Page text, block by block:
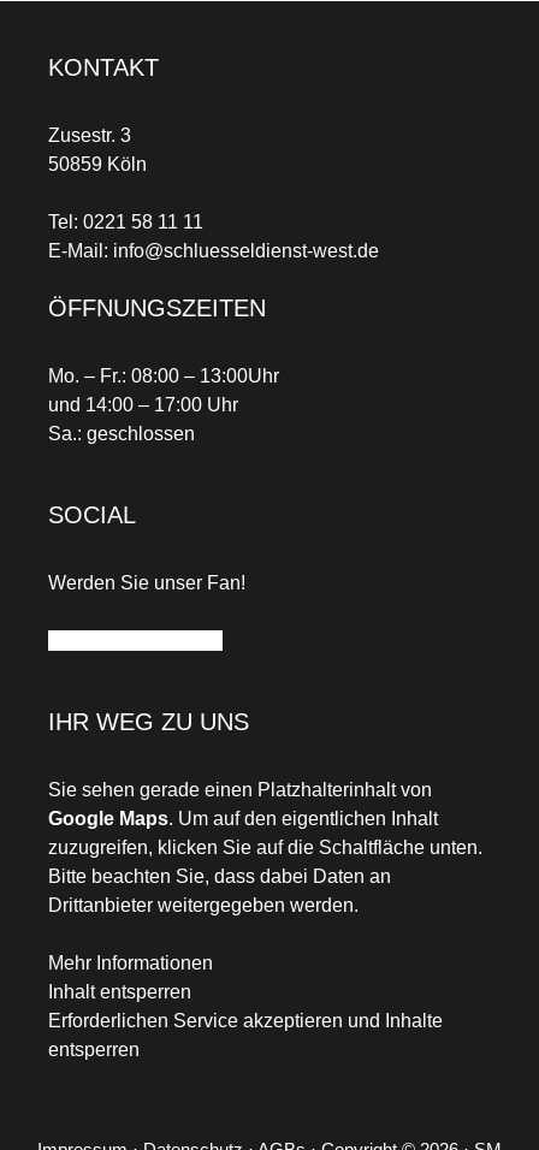
KONTAKT
Zusestr. 3
50859 Köln
Tel: 0221 58 11 11
E-Mail: info@schluesseldienst-west.de
ÖFFNUNGSZEITEN
Mo. – Fr.: 08:00 – 13:00Uhr
und 14:00 – 17:00 Uhr
Sa.: geschlossen
SOCIAL
Werden Sie unser Fan!
IHR WEG ZU UNS
Sie sehen gerade einen Platzhalterinhalt von
Google Maps. Um auf den eigentlichen Inhalt
zuzugreifen, klicken Sie auf die Schaltfläche unten.
Bitte beachten Sie, dass dabei Daten an
Drittanbieter weitergegeben werden.
Mehr Informationen
Inhalt entsperren
Erforderlichen Service akzeptieren und Inhalte
entsperren